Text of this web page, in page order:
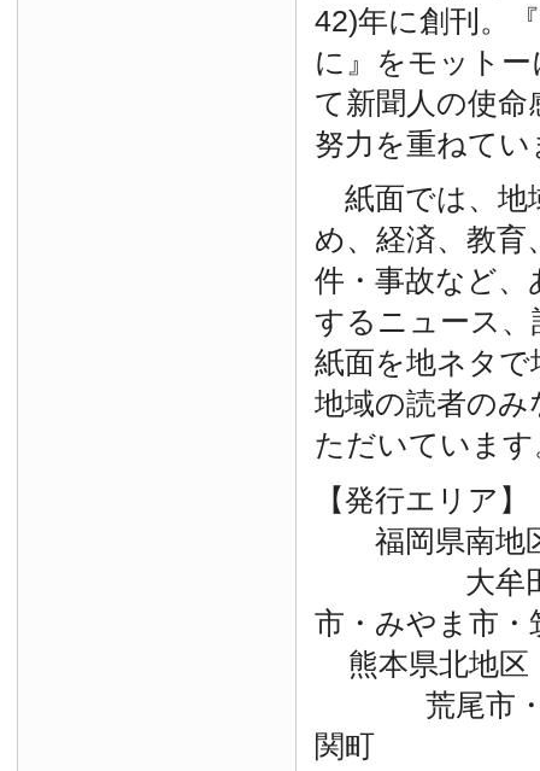
42)年に創刊。
に』をモット
て新聞人の使命
努力を重ねてい
紙面では、地
め、経済、教育
件・事故など
するニュース
紙面を地ネタ
地域の読者の
ただいています
【発行エリア】
福岡県南地
大牟田市
市・みやま市・
熊本県北地区
荒尾市・玉
関町